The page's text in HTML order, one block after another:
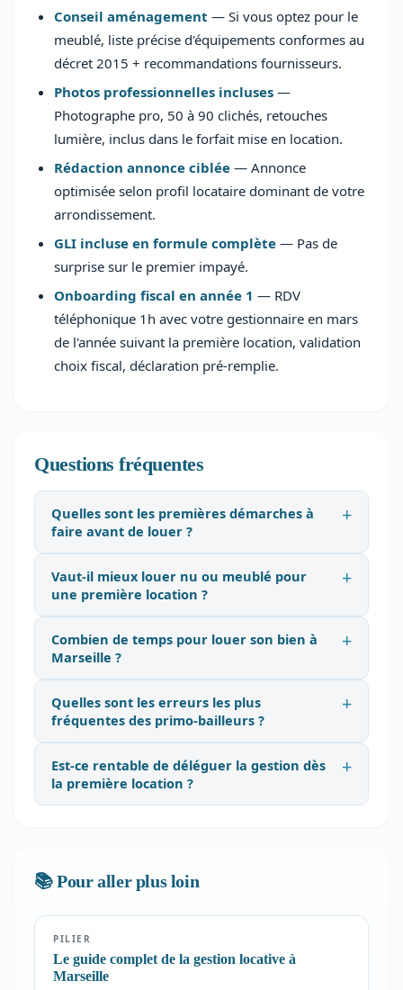
Conseil aménagement — Si vous optez pour le
meublé, liste précise d'équipements conformes au
décret 2015 + recommandations fournisseurs.
Photos professionnelles incluses —
Photographe pro, 50 à 90 clichés, retouches
lumière, inclus dans le forfait mise en location.
Rédaction annonce ciblée — Annonce
optimisée selon profil locataire dominant de votre
arrondissement.
GLI incluse en formule complète — Pas de
surprise sur le premier impayé.
Onboarding fiscal en année 1 — RDV
téléphonique 1h avec votre gestionnaire en mars
de l'année suivant la première location, validation
choix fiscal, déclaration pré-remplie.
Questions fréquentes
Quelles sont les premières démarches à
faire avant de louer ?
Vaut-il mieux louer nu ou meublé pour
une première location ?
Combien de temps pour louer son bien à
Marseille ?
Quelles sont les erreurs les plus
fréquentes des primo-bailleurs ?
Est-ce rentable de déléguer la gestion dès
la première location ?
📚 Pour aller plus loin
PILIER
Le guide complet de la gestion locative à
Marseille